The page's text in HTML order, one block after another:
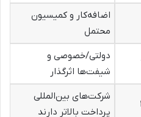
اضافه‌کار و کمیسیون
محتمل
دولتی/خصوصی و
شیفت‌ها اثرگذار
شرکت‌های بین‌المللی
پرداخت بالاتر دارند